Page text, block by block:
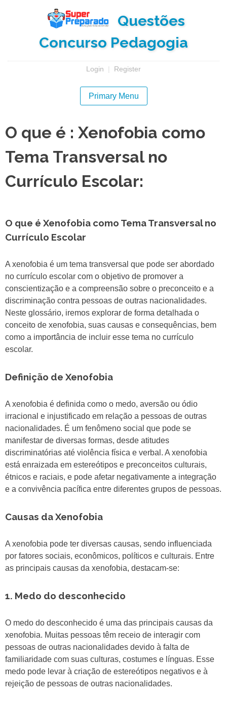
Questões
Concurso Pedagogia
Login | Register
Primary Menu
O que é : Xenofobia como
Tema Transversal no
Currículo Escolar:
O que é Xenofobia como Tema Transversal no
Currículo Escolar
A xenofobia é um tema transversal que pode ser abordado
no currículo escolar com o objetivo de promover a
conscientização e a compreensão sobre o preconceito e a
discriminação contra pessoas de outras nacionalidades.
Neste glossário, iremos explorar de forma detalhada o
conceito de xenofobia, suas causas e consequências, bem
como a importância de incluir esse tema no currículo
escolar.
Definição de Xenofobia
A xenofobia é definida como o medo, aversão ou ódio
irracional e injustificado em relação a pessoas de outras
nacionalidades. É um fenômeno social que pode se
manifestar de diversas formas, desde atitudes
discriminatórias até violência física e verbal. A xenofobia
está enraizada em estereótipos e preconceitos culturais,
étnicos e raciais, e pode afetar negativamente a integração
e a convivência pacífica entre diferentes grupos de pessoas.
Causas da Xenofobia
A xenofobia pode ter diversas causas, sendo influenciada
por fatores sociais, econômicos, políticos e culturais. Entre
as principais causas da xenofobia, destacam-se:
1. Medo do desconhecido
O medo do desconhecido é uma das principais causas da
xenofobia. Muitas pessoas têm receio de interagir com
pessoas de outras nacionalidades devido à falta de
familiaridade com suas culturas, costumes e línguas. Esse
medo pode levar à criação de estereótipos negativos e à
rejeição de pessoas de outras nacionalidades.